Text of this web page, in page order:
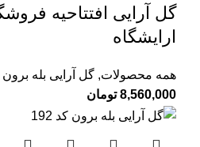
گل آرایی افتتاحیه
ارایشگاه
همه محصولات, گل آرایی بله برون
8,560,000 تومان